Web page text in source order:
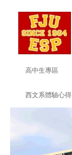
高中生專區
西文系體驗心得